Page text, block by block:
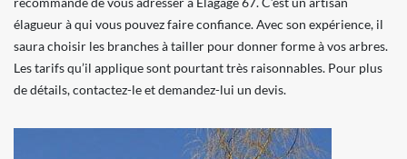
élagueur à qui vous pouvez faire confiance. Avec son expérience, il
saura choisir les branches à tailler pour donner forme à vos arbres.
Les tarifs qu’il applique sont pourtant très raisonnables. Pour plus
de détails, contactez-le et demandez-lui un devis.